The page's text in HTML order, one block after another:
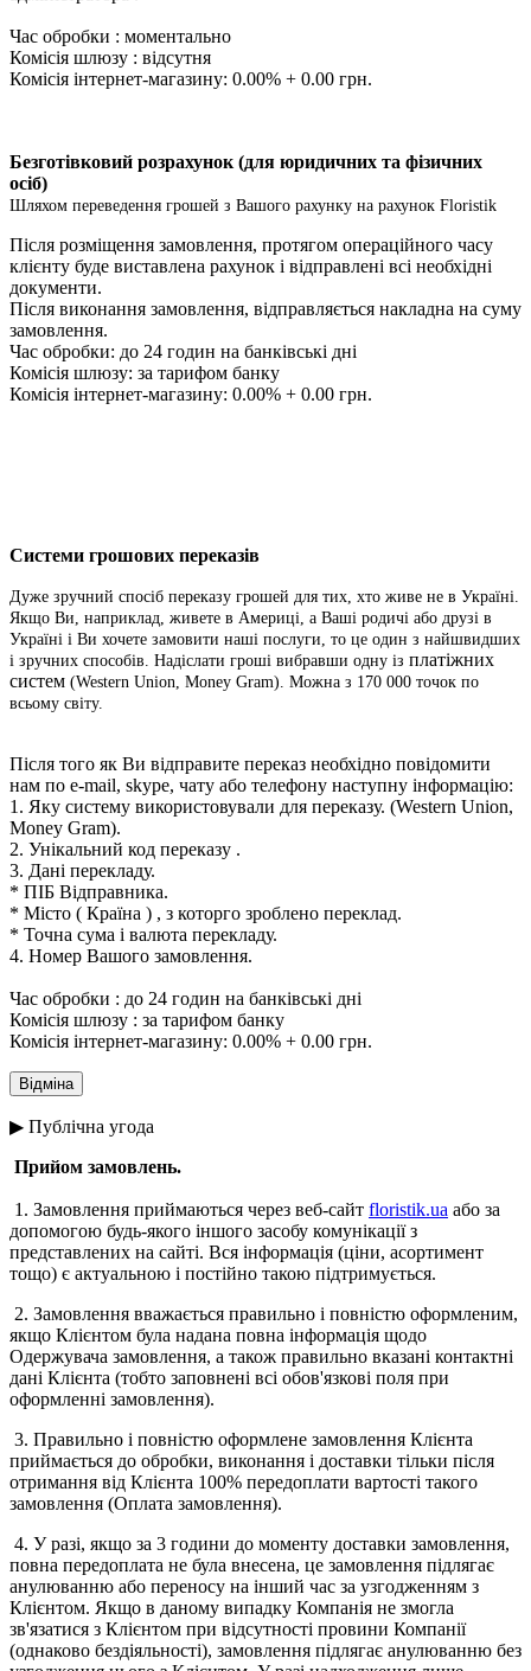
Час обробки : моментально
Комісія шлюзу : відсутня
Комісія інтернет-магазину: 0.00% + 0.00 грн.
Безготівковий розрахунок (для юридичних та фізичних
осіб)
Шляхом переведення грошей з Вашого рахунку на рахунок Floristik
Після розміщення замовлення, протягом операційного часу
клієнту буде виставлена ​​рахунок і відправлені всі необхідні
документи.
Після виконання замовлення, відправляється накладна на суму
замовлення.
Час обробки: до 24 годин на банківські дні
Комісія шлюзу: за тарифом банку
Комісія інтернет-магазину: 0.00% + 0.00 грн.
Системи грошових переказів
Дуже зручний спосіб переказу грошей для тих, хто живе не в Україні.
Якщо Ви, наприклад, живете в Америці, а Ваші родичі або друзі в
Україні і Ви хочете замовити наші послуги, то це один з найшвидших
і зручних способів. Надіслати гроші вибравши одну із платіжних
систем (Western Union, Money Gram). Можна з 170 000 точок по
всьому світу.
Після того як Ви відправите переказ необхідно повідомити
нам по e-mail, skype, чату або телефону наступну інформацію:
1. Яку систему використовували для переказу. (Western Union,
Money Gram).
2. Унікальний код переказу .
3. Дані перекладу.
* ПІБ Відправника.
* Місто ( Країна ) , з которго зроблено переклад.
* Точна сума і валюта перекладу.
4. Номер Вашого замовлення.
Час обробки : до 24 годин на банківські дні
Комісія шлюзу : за тарифом банку
Комісія інтернет-магазину: 0.00% + 0.00 грн.
▶ Публічна угода
Прийом замовлень.
1. Замовлення приймаються через веб-сайт floristik.ua або за
допомогою будь-якого іншого засобу комунікації з
представлених на сайті. Вся інформація (ціни, асортимент
тощо) є актуальною і постійно такою підтримується.
2. Замовлення вважається правильно і повністю оформленим,
якщо Клієнтом була надана повна інформація щодо
Одержувача замовлення, а також правильно вказані контактні
дані Клієнта (тобто заповнені всі обов'язкові поля при
оформленні замовлення).
3. Правильно і повністю оформлене замовлення Клієнта
приймається до обробки, виконання і доставки тільки після
отримання від Клієнта 100% передоплати вартості такого
замовлення (Оплата замовлення).
4. У разі, якщо за 3 години до моменту доставки замовлення,
повна передоплата не була внесена, це замовлення підлягає
анулюванню або переносу на інший час за узгодженням з
Клієнтом. Якщо в даному випадку Компанія не змогла
зв'язатися з Клієнтом при відсутності провини Компанії
(однаково бездіяльності), замовлення підлягає анулюванню без